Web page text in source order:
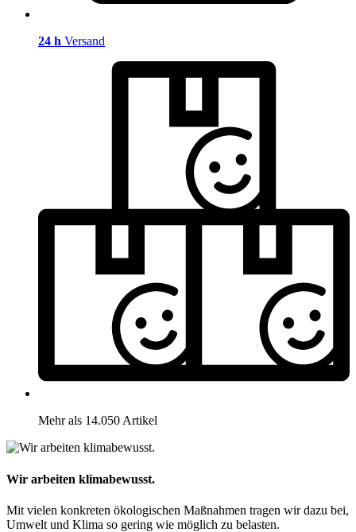
24 h Versand
Mehr als 14.050 Artikel
Wir arbeiten klimabewusst.
Mit vielen konkreten ökologischen Maßnahmen tragen wir dazu bei,
Umwelt und Klima so gering wie möglich zu belasten.